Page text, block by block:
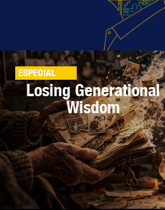
ESPECIAL
Losing Generational
Wisdom